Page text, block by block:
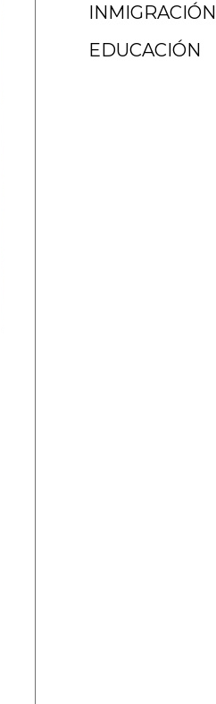
INMIGRACIÓN
EDUCACIÓN